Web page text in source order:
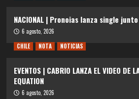
NACIONAL | Pronoias lanza single
6 agosto, 2026
CHILE
NOTA NOTICIAS
EVENTOS | CABRIO LANZA EL VIDEO DE
EQUATION
6 agosto, 2026